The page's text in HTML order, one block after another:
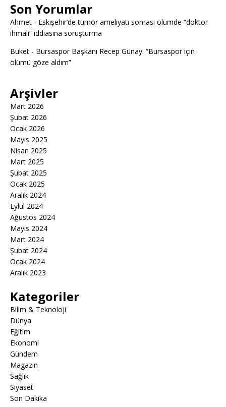
Son Yorumlar
Ahmet - Eskişehir’de tümör ameliyatı sonrası ölümde “doktor
ihmali” iddiasına soruşturma
Buket - Bursaspor Başkanı Recep Günay: “Bursaspor için
ölümü göze aldım”
Arşivler
Mart 2026
Şubat 2026
Ocak 2026
Mayıs 2025
Nisan 2025
Mart 2025
Şubat 2025
Ocak 2025
Aralık 2024
Eylül 2024
Ağustos 2024
Mayıs 2024
Mart 2024
Şubat 2024
Ocak 2024
Aralık 2023
Kategoriler
Bilim & Teknoloji
Dünya
Eğitim
Ekonomi
Gündem
Magazin
Sağlık
Siyaset
Son Dakika